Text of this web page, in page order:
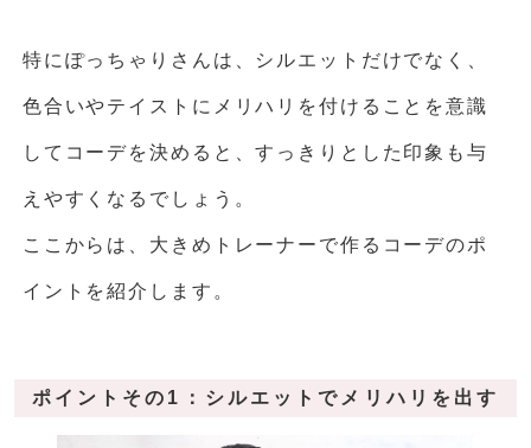
特にぽっちゃりさんは、シルエットだけでなく、
色合いやテイストにメリハリを付けることを意識
してコーデを決めると、すっきりとした印象も与
えやすくなるでしょう。
ここからは、大きめトレーナーで作るコーデのポ
イントを紹介します。
ポイントその1：シルエットでメリハリを出す